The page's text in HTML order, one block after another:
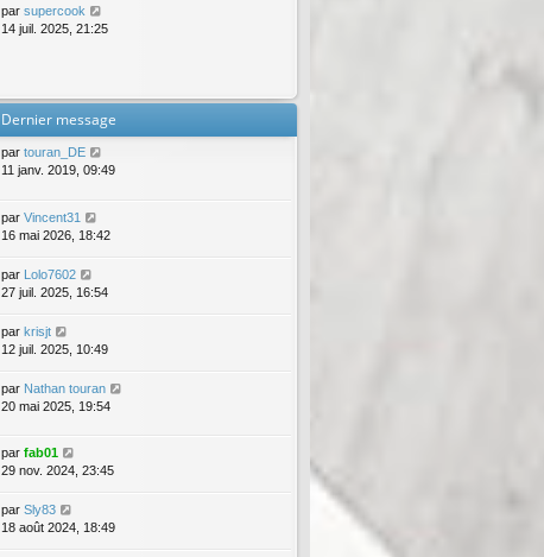
par supercook
14 juil. 2025, 21:25
Dernier message
par touran_DE
11 janv. 2019, 09:49
par Vincent31
16 mai 2026, 18:42
par Lolo7602
27 juil. 2025, 16:54
par krisjt
12 juil. 2025, 10:49
par Nathan touran
20 mai 2025, 19:54
par fab01
29 nov. 2024, 23:45
par Sly83
18 août 2024, 18:49